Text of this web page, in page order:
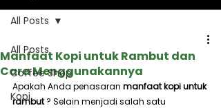
All Posts
Coffee Shop
Kopi
All Posts
Manfaat Kopi untuk Rambut dan
Cara Menggunakannya
Apakah Anda penasaran manfaat kopi untuk
rambut ? Selain menjadi salah satu